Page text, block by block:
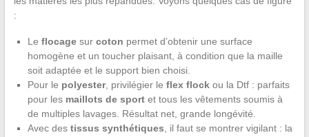
:
Le flocagesur coton permet d’obtenir une surface
homogène et un toucher plaisant, à condition que la maille
soit adaptée et le support bien choisi.
Pour le polyester, privilégier le flex flockou la Dtf : parfaits
pour les maillots de sportet tous les vêtements soumis à
de multiples lavages. Résultat net, grande longévité.
Avec des tissus synthétiques , il faut se montrer vigilant : la